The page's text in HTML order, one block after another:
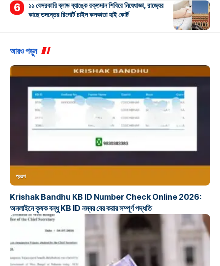
১১ বেসরকারি ব্লাড ব্যাঙ্কে রক্তদান শিবিরে নিষেধাজ্ঞা, রাজ্যের
কাছে তদন্তের রিপোর্ট চাইল কলকাতা হাই কোর্ট
আরও পড়ুন
প্রকল্প
Krishak Bandhu KB ID Number Check Online 2026:
অনলাইনে কৃষক বন্ধু KB ID নম্বর বের করার সম্পূর্ণ পদ্ধতি